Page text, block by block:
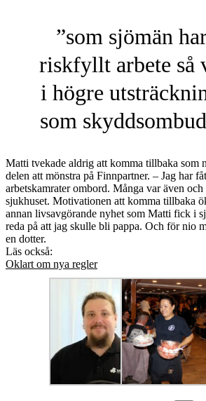
”som sjömän
riskfyllt arbete så
i högre
som
Matti tvekade aldrig att komma tillbaka som
delen att mönstra på Finnpartner. – Jag har
arbetskamrater ombord. Många var även och
sjukhuset. Motivationen att komma tillbaka
annan livsavgörande nyhet som Matti fick i
reda på att jag skulle bli pappa. Och för nio
en dotter.
Läs också:
Oklart om nya regler